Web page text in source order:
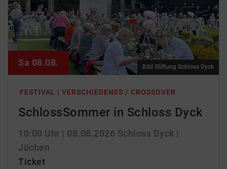
FESTIVAL | VERSCHIEDENES / CROSSOVER
SchlossSommer in Schloss Dyck
10:00 Uhr | 08.08.2026 Schloss Dyck |
Jüchen
Ticket
Sa 08.08. Bild Stiftung Schloss Dyck